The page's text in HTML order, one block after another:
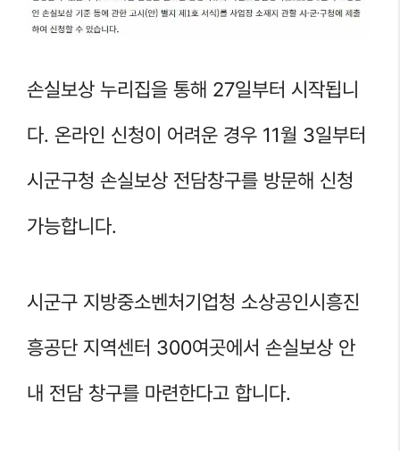
손실보상 누리집을 통해 27일부터 시작됩니
다. 온라인 신청이 어려운 경우 11월 3일부터
시군구청 손실보상 전담창구를 방문해 신청
가능합니다.
시군구 지방중소벤처기업청 소상공인시흥진
흥공단 지역센터 300여곳에서 손실보상 안
내 전담 창구를 마련한다고 합니다.